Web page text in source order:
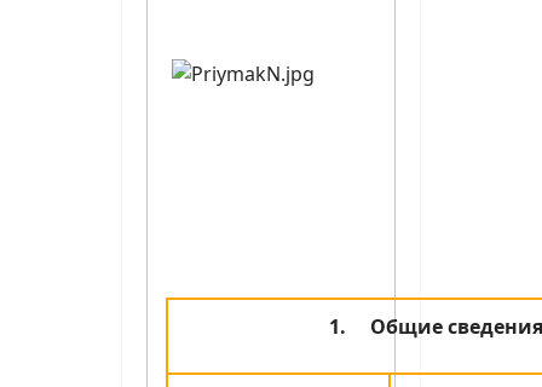
1. Общие сведения